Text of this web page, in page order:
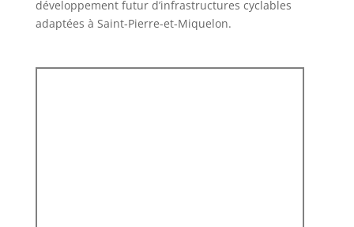
développement futur d’infrastructures cyclables
adaptées à Saint-Pierre-et-Miquelon.